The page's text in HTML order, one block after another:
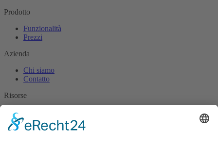
Prodotto
Funzionalità
Prezzi
Azienda
Chi siamo
Contatto
Risorse
Centro di conoscenze
FAQ